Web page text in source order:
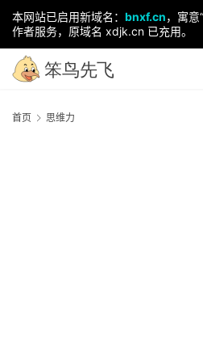
本网站已启用新域名： bnxf.cn，寓意“
作者服务，原域名 xdjk.cn 已充用。
首页 思维力